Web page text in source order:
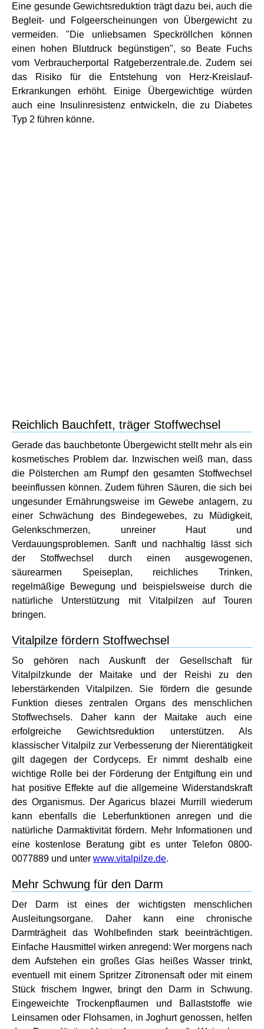
Eine gesunde Gewichtsreduktion trägt dazu bei, auch die
Begleit- und Folgeerscheinungen von Übergewicht zu
vermeiden. "Die unliebsamen Speckröllchen können
einen hohen Blutdruck begünstigen", so Beate Fuchs
vom Verbraucherportal Ratgeberzentrale.de. Zudem sei
das Risiko für die Entstehung von Herz-Kreislauf-
Erkrankungen erhöht. Einige Übergewichtige würden
auch eine Insulinresistenz entwickeln, die zu Diabetes
Typ 2 führen könne.
Reichlich Bauchfett, träger Stoffwechsel
Gerade das bauchbetonte Übergewicht stellt mehr als ein
kosmetisches Problem dar. Inzwischen weiß man, dass
die Pölsterchen am Rumpf den gesamten Stoffwechsel
beeinflussen können. Zudem führen Säuren, die sich bei
ungesunder Ernährungsweise im Gewebe anlagern, zu
einer Schwächung des Bindegewebes, zu Müdigkeit,
Gelenkschmerzen, unreiner Haut und
Verdauungsproblemen. Sanft und nachhaltig lässt sich
der Stoffwechsel durch einen ausgewogenen,
säurearmen Speiseplan, reichliches Trinken,
regelmäßige Bewegung und beispielsweise durch die
natürliche Unterstützung mit Vitalpilzen auf Touren
bringen.
Vitalpilze fördern Stoffwechsel
So gehören nach Auskunft der Gesellschaft für
Vitalpilzkunde der Maitake und der Reishi zu den
leberstärkenden Vitalpilzen. Sie fördern die gesunde
Funktion dieses zentralen Organs des menschlichen
Stoffwechsels. Daher kann der Maitake auch eine
erfolgreiche Gewichtsreduktion unterstützen. Als
klassischer Vitalpilz zur Verbesserung der Nierentätigkeit
gilt dagegen der Cordyceps. Er nimmt deshalb eine
wichtige Rolle bei der Förderung der Entgiftung ein und
hat positive Effekte auf die allgemeine Widerstandskraft
des Organismus. Der Agaricus blazei Murrill wiederum
kann ebenfalls die Leberfunktionen anregen und die
natürliche Darmaktivität fördern. Mehr Informationen und
eine kostenlose Beratung gibt es unter Telefon 0800-
0077889 und unter www.vitalpilze.de.
Mehr Schwung für den Darm
Der Darm ist eines der wichtigsten menschlichen
Ausleitungsorgane. Daher kann eine chronische
Darmträgheit das Wohlbefinden stark beeinträchtigen.
Einfache Hausmittel wirken anregend: Wer morgens nach
dem Aufstehen ein großes Glas heißes Wasser trinkt,
eventuell mit einem Spritzer Zitronensaft oder mit einem
Stück frischem Ingwer, bringt den Darm in Schwung.
Eingeweichte Trockenpflaumen und Ballaststoffe wie
Leinsamen oder Flohsamen, in Joghurt genossen, helfen